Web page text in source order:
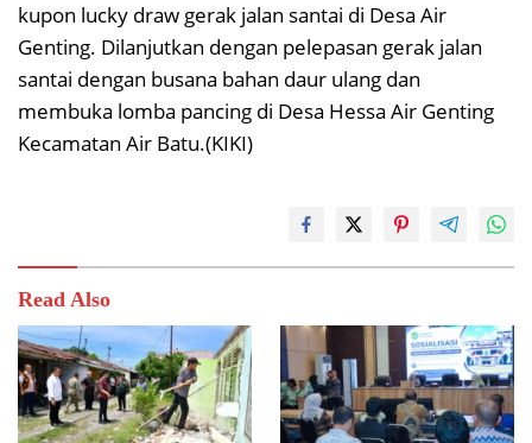
kupon lucky draw gerak jalan santai di Desa Air
Genting. Dilanjutkan dengan pelepasan gerak jalan
santai dengan busana bahan daur ulang dan
membuka lomba pancing di Desa Hessa Air Genting
Kecamatan Air Batu.(KIKI)
Read Also